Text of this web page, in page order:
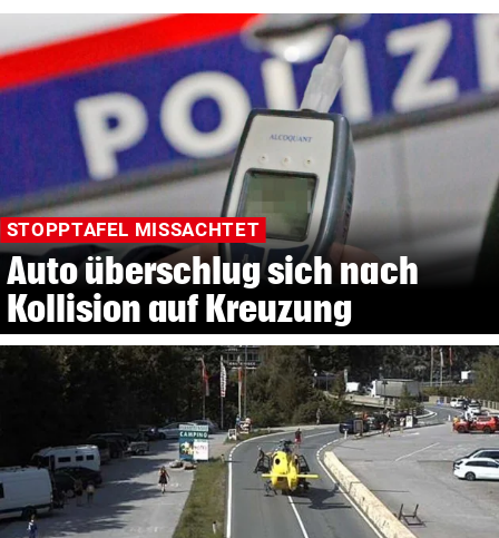
STOPPTAFEL MISSACHTET
Auto überschlug sich nach
Kollision auf Kreuzung